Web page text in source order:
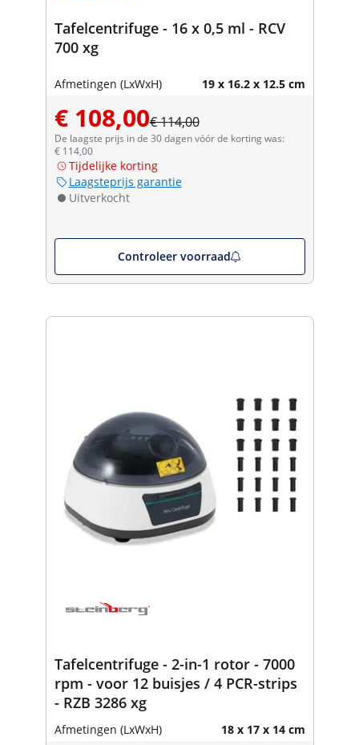
Tafelcentrifuge - 16 x 0,5 ml - RCV
700 xg
Afmetingen (LxWxH) 19 x 16.2 x 12.5 cm
€ 108,00€ 114,00
De laagste prijs in de 30 dagen vóór de korting was:
€ 114,00
Tijdelijke korting
Laagsteprijs garantie
Uitverkocht
Controleer voorraad
Tafelcentrifuge - 2-in-1 rotor - 7000
rpm - voor 12 buisjes / 4 PCR-strips
- RZB 3286 xg
Afmetingen (LxWxH) 18 x 17 x 14 cm